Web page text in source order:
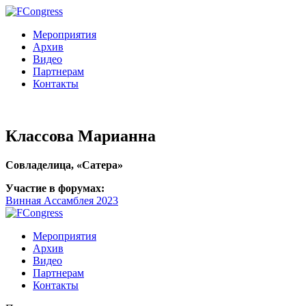
Мероприятия
Архив
Видео
Партнерам
Контакты
Классова Марианна
Совладелица, «Сатера»
Участие в форумах:
Винная Ассамблея 2023
Мероприятия
Архив
Видео
Партнерам
Контакты